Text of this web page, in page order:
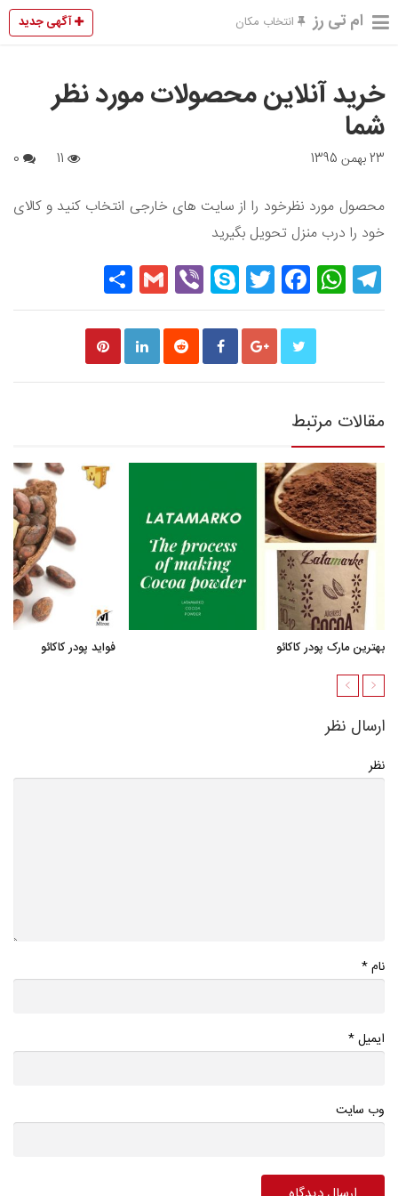
ام تی رز انتخاب مکان آگهی جدید
خرید آنلاین محصولات مورد نظر
شما
23 بهمن 1395
محصول مورد نظرخود را از سایت های خارجی انتخاب کنید و کالای
خود را درب منزل تحویل بگیرید
Telegram
WhatsApp
Facebook
Twitter
Skype
Viber
Gmail
مقالات مرتبط
بهترین مارک پودر کاکائو فواید پودر کاکائو
ارسال نظر
نظر
نام*
ایمیل*
وب سایت